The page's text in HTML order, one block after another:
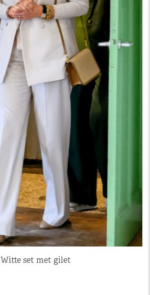
Witte set met gilet